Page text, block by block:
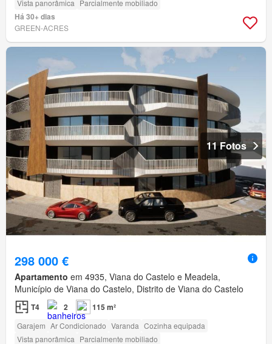
Vista panorâmica Parcialmente mobiliado
Há 30+ dias
GREEN-ACRES
11 Fotos
298 000 €
Apartamento em 4935, Viana do Castelo e Meadela,
Município de Viana do Castelo, Distrito de Viana do Castelo
T4 2 115 m²
Garajem Ar Condicionado Varanda Cozinha equipada
Vista panorâmica Parcialmente mobiliado